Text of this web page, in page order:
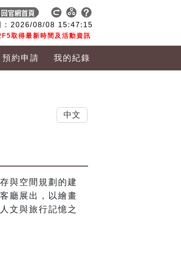
: 2026/08/08 15:47:16
取得最新時間及活動資訊
預約申請 我的紀錄
與空間規劃的建
廳展出，以繪畫
文與旅行記憶之